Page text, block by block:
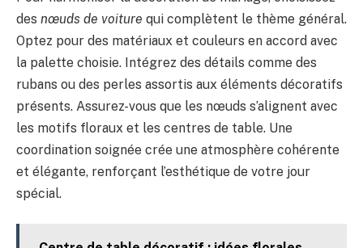
des nœuds de voiture qui complètent le thème général.
Optez pour des matériaux et couleurs en accord avec
la palette choisie. Intégrez des détails comme des
rubans ou des perles assortis aux éléments décoratifs
présents. Assurez-vous que les nœuds s’alignent avec
les motifs floraux et les centres de table. Une
coordination soignée crée une atmosphère cohérente
et élégante, renforçant l’esthétique de votre jour
spécial.